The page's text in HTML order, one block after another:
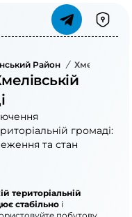
Район / Хмелівська
громаді:
та стан
територіальній
стабільно і